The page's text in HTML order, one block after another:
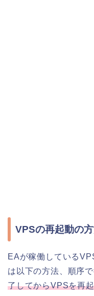
VPSの再起動の
EAが稼働している
は以下の方法、順序
了してからVPSを再